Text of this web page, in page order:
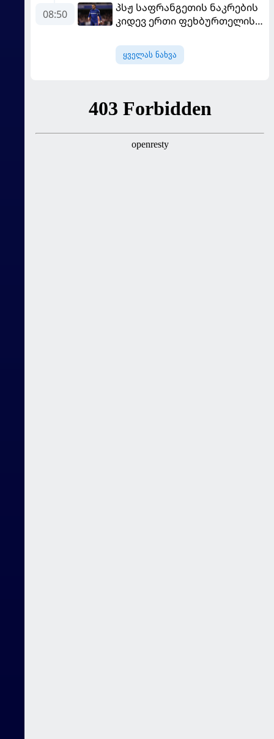
08:50
პსჟ საფრანგეთის ნაკრების
კიდევ ერთი ფეხბურთელის
ყველას ნახვა